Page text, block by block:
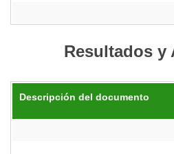
Resultados y
Descripción del documento